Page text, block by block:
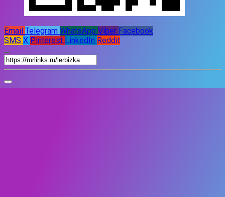
Email Telegram WhatsApp Viber Facebook
SMS X Pinterest LinkedIn Reddit